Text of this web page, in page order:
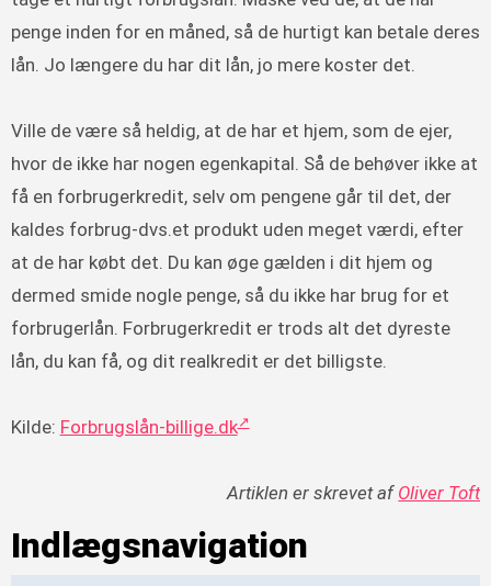
penge inden for en måned, så de hurtigt kan betale deres
lån. Jo længere du har dit lån, jo mere koster det.
Ville de være så heldig, at de har et hjem, som de ejer,
hvor de ikke har nogen egenkapital. Så de behøver ikke at
få en forbrugerkredit, selv om pengene går til det, der
kaldes forbrug-dvs.et produkt uden meget værdi, efter
at de har købt det. Du kan øge gælden i dit hjem og
dermed smide nogle penge, så du ikke har brug for et
forbrugerlån. Forbrugerkredit er trods alt det dyreste
lån, du kan få, og dit realkredit er det billigste.
Kilde: Forbrugslån-billige.dk
Artiklen er skrevet af Oliver Toft
Indlægsnavigation